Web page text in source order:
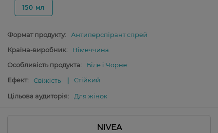
150 мл
Формат продукту:
Антиперспірант спрей
Країна-виробник:
Німеччина
Особливість продукта:
Біле і Чорне
Ефект:
Свіжість Стійкий
Цільова аудиторія: Для жінок
NIVEA